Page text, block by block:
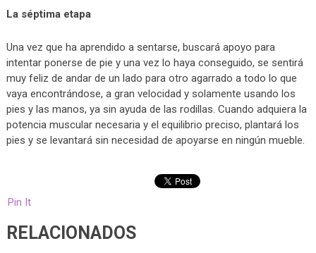
La séptima etapa
Una vez que ha aprendido a sentarse, buscará apoyo para
intentar ponerse de pie y una vez lo haya conseguido, se sentirá
muy feliz de andar de un lado para otro agarrado a todo lo que
vaya encontrándose, a gran velocidad y solamente usando los
pies y las manos, ya sin ayuda de las rodillas. Cuando adquiera la
potencia muscular necesaria y el equilibrio preciso, plantará los
pies y se levantará sin necesidad de apoyarse en ningún mueble.
Pin It
RELACIONADOS